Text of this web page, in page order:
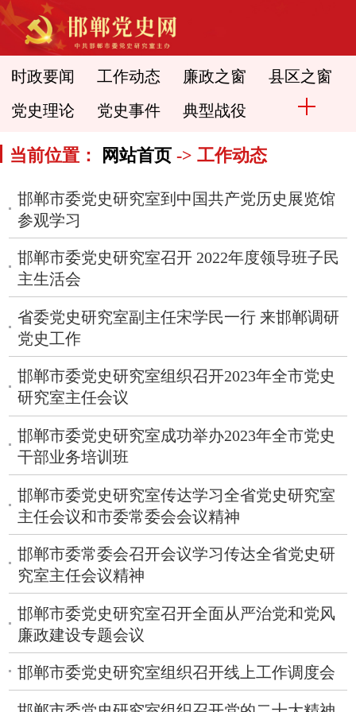
时政要闻 工作动态 廉政之窗 县区之窗
党史理论 党史事件 典型战役
当前位置： 网站首页 -> 工作动态
​邯郸市委党史研究室到中国共产党历史展览馆
参观学习
邯郸市委党史研究室召开 2022年度领导班子民
主生活会
省委党史研究室副主任宋学民一行 来邯郸调研
党史工作
邯郸市委党史研究室组织召开2023年全市党史
研究室主任会议
邯郸市委党史研究室成功举办2023年全市党史
干部业务培训班
​邯郸市委党史研究室传达学习全省党史研究室
主任会议和市委常委会会议精神
​邯郸市委常委会召开会议学习传达全省党史研
究室主任会议精神
邯郸市委党史研究室召开全面从严治党和党风
廉政建设专题会议
​邯郸市委党史研究室组织召开线上工作调度会